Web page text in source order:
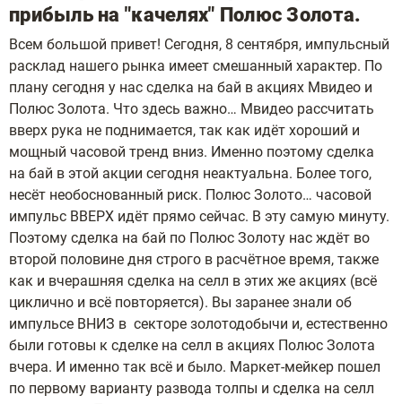
прибыль на "качелях" Полюс Золота.
Всем большой привет! Сегодня, 8 сентября, импульсный
расклад нашего рынка имеет смешанный характер. По
плану сегодня у нас сделка на бай в акциях Мвидео и
Полюс Золота. Что здесь важно… Мвидео рассчитать
вверх рука не поднимается, так как идёт хороший и
мощный часовой тренд вниз. Именно поэтому сделка
на бай в этой акции сегодня неактуальна. Более того,
несёт необоснованный риск. Полюс Золото… часовой
импульс ВВЕРХ идёт прямо сейчас. В эту самую минуту.
Поэтому сделка на бай по Полюс Золоту нас ждёт во
второй половине дня строго в расчётное время, также
как и вчерашняя сделка на селл в этих же акциях (всё
циклично и всё повторяется). Вы заранее знали об
импульсе ВНИЗ в секторе золотодобычи и, естественно
были готовы к сделке на селл в акциях Полюс Золота
вчера. И именно так всё и было. Маркет-мейкер пошел
по первому варианту развода толпы и сделка на селл